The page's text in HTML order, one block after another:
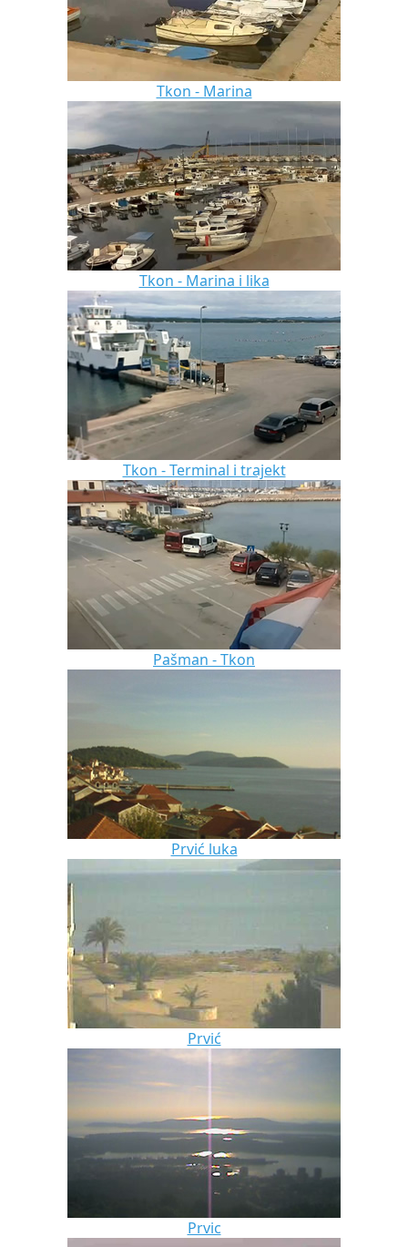
Tkon - Marina
Tkon - Marina i lika
Tkon - Terminal i trajekt
Pašman - Tkon
Prvić luka
Prvić
Prvic